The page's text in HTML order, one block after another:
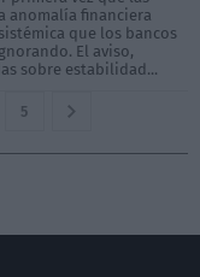
anomalía financiera
que los bancos
El aviso,
sobre estabilidad...
5